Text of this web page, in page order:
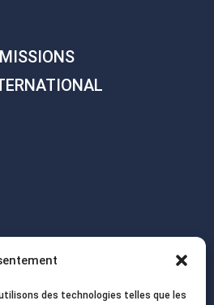
des technologies telles que les